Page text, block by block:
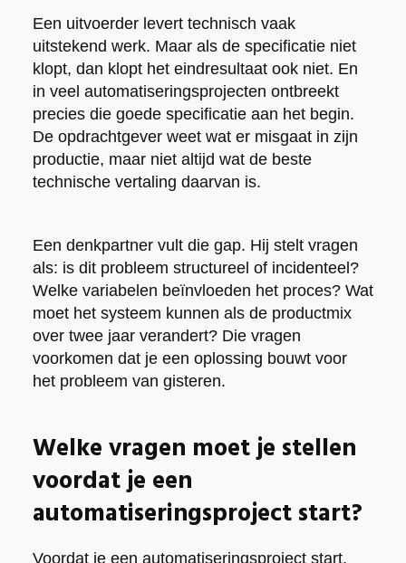
Een uitvoerder levert technisch vaak
uitstekend werk. Maar als de specificatie niet
klopt, dan klopt het eindresultaat ook niet. En
in veel automatiseringsprojecten ontbreekt
precies die goede specificatie aan het begin.
De opdrachtgever weet wat er misgaat in zijn
productie, maar niet altijd wat de beste
technische vertaling daarvan is.
Een denkpartner vult die gap. Hij stelt vragen
als: is dit probleem structureel of incidenteel?
Welke variabelen beïnvloeden het proces? Wat
moet het systeem kunnen als de productmix
over twee jaar verandert? Die vragen
voorkomen dat je een oplossing bouwt voor
het probleem van gisteren.
Welke vragen moet je stellen
voordat je een
automatiseringsproject start?
Voordat je een automatiseringsproject start,